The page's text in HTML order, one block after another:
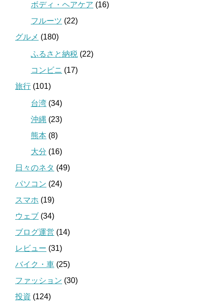
ボディ・ヘアケア (16)
フルーツ (22)
グルメ (180)
ふるさと納税 (22)
コンビニ (17)
旅行 (101)
台湾 (34)
沖縄 (23)
熊本 (8)
大分 (16)
日々のネタ (49)
パソコン (24)
スマホ (19)
ウェブ (34)
ブログ運営 (14)
レビュー (31)
バイク・車 (25)
ファッション (30)
投資 (124)